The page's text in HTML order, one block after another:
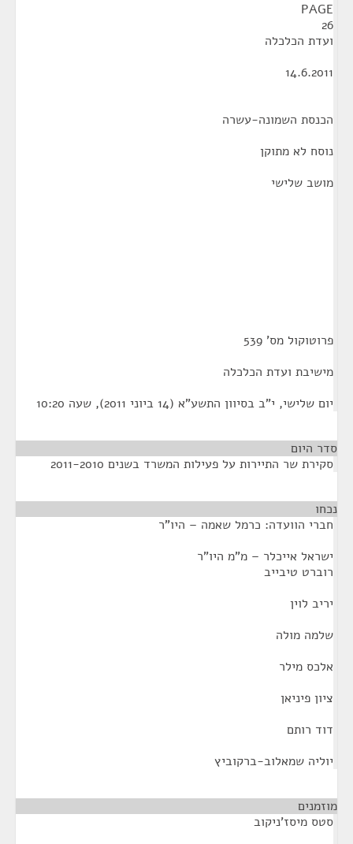
PAGE
26
ועדת הכלכלה
14.6.2011
הכנסת השמונה-עשרה
נוסח לא מתוקן
מושב שלישי
פרוטוקול מס' 539
מישיבת ועדת הכלכלה
יום שלישי, י"ב בסיוון התשע"א (14 ביוני 2011), שעה 10:20
סדר היום
סקירת שר התיירות על פעילות המשרד בשנים 2011-2010
נכחו
חברי הוועדה: כרמל שאמה – היו"ר
ישראל אייכלר – מ"מ היו"ר
רוברט טיבייב
יריב לוין
שלמה מולה
אלכס מילר
ציון פיניאן
דוד רותם
יוליה שמאלוב-ברקוביץ
מוזמנים
סטס מיסז'ניקוב